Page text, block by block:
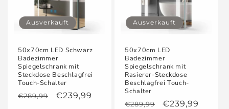
Ausverkauft
50x70cm LED Schwarz
Badezimmer
Spiegelschrank mit
Steckdose Beschlagfrei
Touch-Schalter
Normaler
€289,99 Verkaufspreis
€239,99
Ausverkauft
50x70cm LED
Badezimmer
Spiegelschrank mit
Rasierer-Steckdose
Beschlagfrei Touch-
Schalter
Normaler
€289,99 Verkaufspreis
€239,99